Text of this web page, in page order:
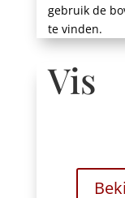
gebruik de
te vinden.
Vis